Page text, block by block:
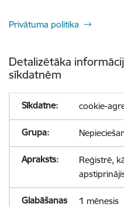
Privātuma politika
Detalizētāka
sīkdatnēm
cookie-
Reģistrē,
1 mēnesis